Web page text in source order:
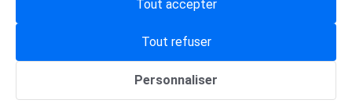
Gestion des cookies
Personnaliser
Tout refuser
Tout accepter